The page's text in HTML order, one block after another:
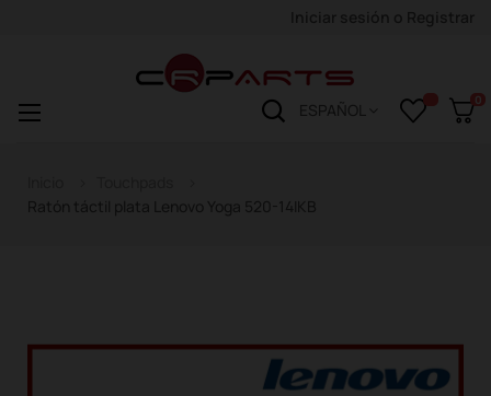
ESPAÑOL
0
Navegación
☰